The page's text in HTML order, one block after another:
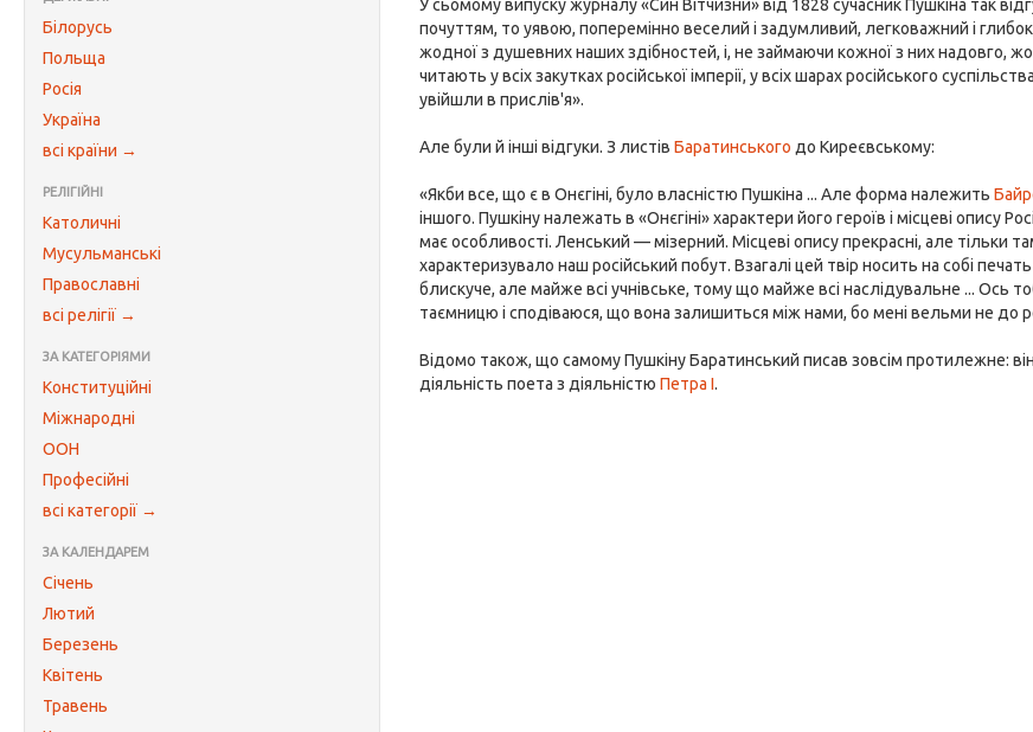
Білорусь
Польща
Росія
Україна
всі країни →
РЕЛІГІЙНІ
Католичні
Мусульманські
Православні
всі релігії →
ЗА КАТЕГОРІЯМИ
Конституційні
Міжнародні
ООН
Професійні
всі категорії →
ЗА КАЛЕНДАРЕМ
Січень
Лютий
Березень
Квітень
Травень
У сьомому випуску журналу «Син Вітчизни» від 1828 сучасник Пушкіна так
почуттям, то уявою, поперемінно веселий і задумливий, легковажний і
жодної з душевних наших здібностей, і, не займаючи кожної з них надовго,
читають у всіх закутках російської імперії, у всіх шарах російського
увійшли в прислів'я».
Але були й інші відгуки. З листівБаратинського до Киреєвському:
«Якби все, що є в Онєгіні, було власністю Пушкіна ... Але форма належить
іншого. Пушкіну належать в «Онєгіні» характери його героїв і місцеві опису
має особливості. Ленський — мізерний. Місцеві опису прекрасні, але тільки
характеризувало наш російський побут. Взагалі цей твір носить на собі
блискуче, але майже всі учнівське, тому що майже всі наслідувальне ... Ось
таємницю і сподіваюся, що вона залишиться між нами, бо мені вельми не до
Відомо також, що самому Пушкіну Баратинський писав зовсім протилежне:
діяльність поета з діяльністюПетра I.